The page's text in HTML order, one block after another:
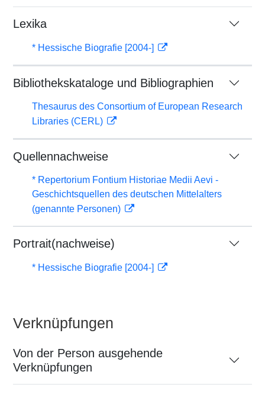
Lexika
* Hessische Biografie [2004-]
Bibliothekskataloge und Bibliographien
Thesaurus des Consortium of European Research
Libraries (CERL)
Quellennachweise
* Repertorium Fontium Historiae Medii Aevi -
Geschichtsquellen des deutschen Mittelalters
(genannte Personen)
Portrait(nachweise)
* Hessische Biografie [2004-]
Verknüpfungen
Von der Person ausgehende
Verknüpfungen